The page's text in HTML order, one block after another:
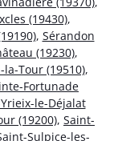
(19430),
, Sérandon
(19230),
la-Tour (19510),
Fortunade
le-Déjalat
(19200), Saint-
Sulpice-les-